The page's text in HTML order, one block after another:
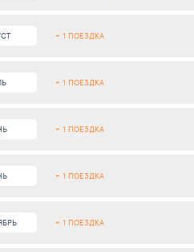
+ 1 ПОЕЗДКА
+ 1 ПОЕЗДКА
+ 1 ПОЕЗДКА
+ 1 ПОЕЗДКА
+ 1 ПОЕЗДКА